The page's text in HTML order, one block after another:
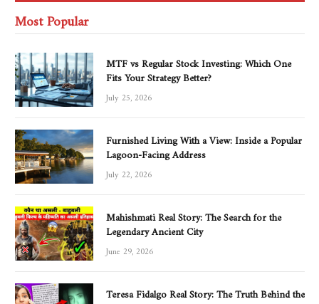
Most Popular
MTF vs Regular Stock Investing: Which One
Fits Your Strategy Better?
July 25, 2026
Furnished Living With a View: Inside a Popular
Lagoon-Facing Address
July 22, 2026
Mahishmati Real Story: The Search for the
Legendary Ancient City
June 29, 2026
Teresa Fidalgo Real Story: The Truth Behind the